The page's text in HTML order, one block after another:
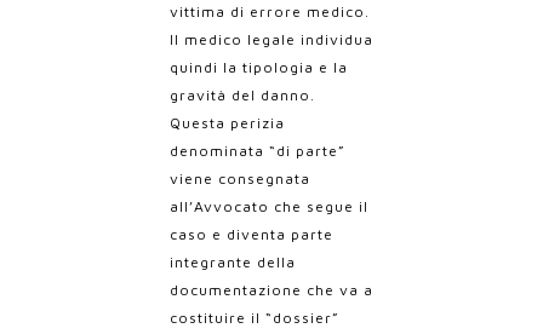
vittima di errore medico.
Il medico legale individua
quindi la tipologia e la
gravità del danno.
Questa perizia
denominata “di parte”
viene consegnata
all’Avvocato che segue il
caso e diventa parte
integrante della
documentazione che va a
costituire il “dossier”